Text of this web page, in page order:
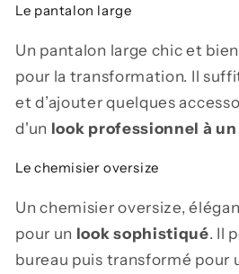
Le pantalon large
Un pantalon large chic et
pour la transformation. Il
et d’ajouter quelques
d'un look professionnel à
Le chemisier oversize
Un chemisier oversize,
pour un look sophistiqué. Il
bureau puis transformé pour